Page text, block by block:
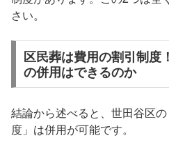
さい。
区民葬は費用の割引制度
の併用はできるのか
結論から述べると、世田谷区
度」は併用が可能です。